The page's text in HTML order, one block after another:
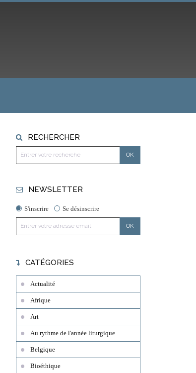
RECHERCHER
NEWSLETTER
S'inscrire Se désinscrire
CATÉGORIES
Actualité
Afrique
Art
Au rythme de l'année liturgique
Belgique
Bioéthique